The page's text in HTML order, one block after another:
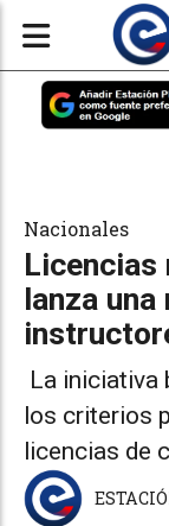
Licencias
lanza
La iniciativa
los criterios
licencias de
Nacionales